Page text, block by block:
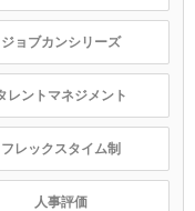
ジョブカンシリーズ
レントマネジメント
フレックスタイム制
人事評価